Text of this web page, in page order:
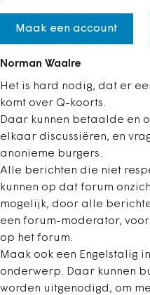
Maak een account
Norman Waalre
Het is hard nodig, dat er
komt over Q-koorts.
Daar kunnen betaalde en
elkaar discussiëren, en
anonieme burgers.
Alle berichten die niet
kunnen op dat forum
mogelijk, door alle
een forum-moderator,
op het forum.
Maak ook een Engelstalig
onderwerp. Daar kunnen
worden uitgenodigd, om